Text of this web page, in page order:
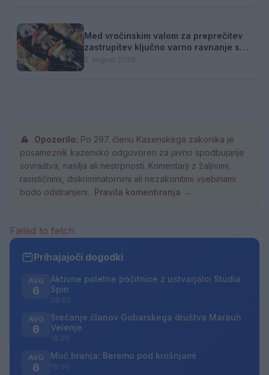
Med vročinskim valom za preprečitev
zastrupitev ključno varno ravnanje s
hrano
5. avgust 2026
Opozorilo: Po 297. členu Kazenskega zakonika je
posameznik kazensko odgovoren za javno spodbujanje
sovraštva, nasilja ali nestrpnosti. Komentarji z žaljivimi,
rasističnimi, diskriminatornimi ali nezakonitimi vsebinami
bodo odstranjeni. Pravila komentiranja →
Failed to fetch
Prihajajoči dogodki
AVG
6
Aktivne poletne počitnice z ustvarjalci Studia
Spin
08:00
AVG
6
Srečanje članov Gobarskega društva Marauh
Velenje
18:00
AVG
6
Moč branja: Beremo pod krošnjami
19:00